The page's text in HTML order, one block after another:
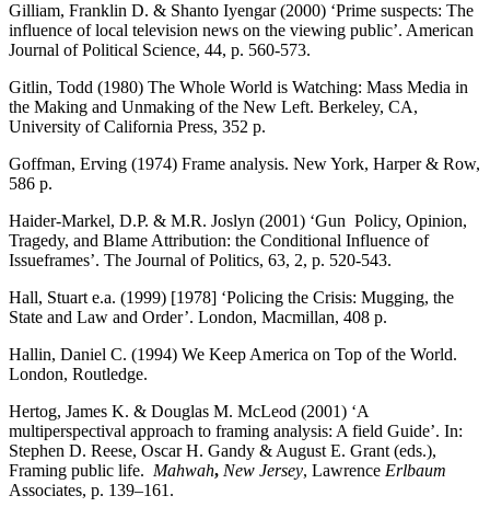
Gilliam, Franklin D. & Shanto Iyengar (2000) ‘Prime suspects: The
influence of local television news on the viewing public’. American
Journal of Political Science, 44, p. 560-573.
Gitlin, Todd (1980) The Whole World is Watching: Mass Media in
the Making and Unmaking of the New Left. Berkeley, CA,
University of California Press, 352 p.
Goffman, Erving (1974) Frame analysis. New York, Harper & Row,
586 p.
Haider-Markel, D.P. & M.R. Joslyn (2001) ‘Gun Policy, Opinion,
Tragedy, and Blame Attribution: the Conditional Influence of
Issueframes’. The Journal of Politics, 63, 2, p. 520-543.
Hall, Stuart e.a. (1999) [1978] ‘Policing the Crisis: Mugging, the
State and Law and Order’. London, Macmillan, 408 p.
Hallin, Daniel C. (1994) We Keep America on Top of the World.
London, Routledge.
Hertog, James K. & Douglas M. McLeod (2001) ‘A
multiperspectival approach to framing analysis: A field Guide’. In:
Stephen D. Reese, Oscar H. Gandy & August E. Grant (eds.),
Framing public life. Mahwah, New Jersey, Lawrence Erlbaum
Associates, p. 139–161.